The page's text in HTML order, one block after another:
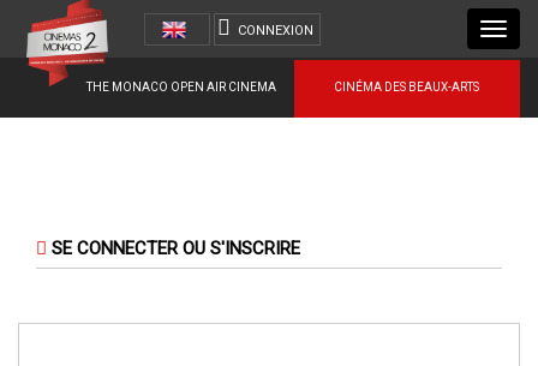
CINÉMA DES BEAUX-ARTS
THE MONACO OPEN AIR CINEMA
CONNEXION
SE CONNECTER OU S'INSCRIRE